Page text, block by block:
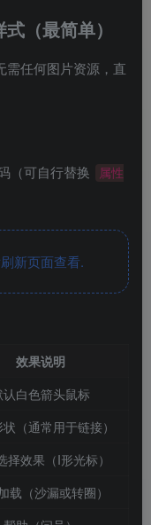
（最简单）
需任何图片资源，直
（可自行替换
属性
新页面查看.
效果说明
认白色箭头鼠标
（通常用于链接）
择效果（I形光标）
载（沙漏或转圈）